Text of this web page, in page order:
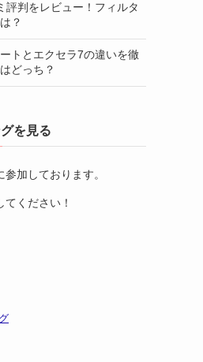
評判をレビュー！フィルタ
？
トとエクセラ7の違いを徹
どっち？
を見る
加しております。
ください！